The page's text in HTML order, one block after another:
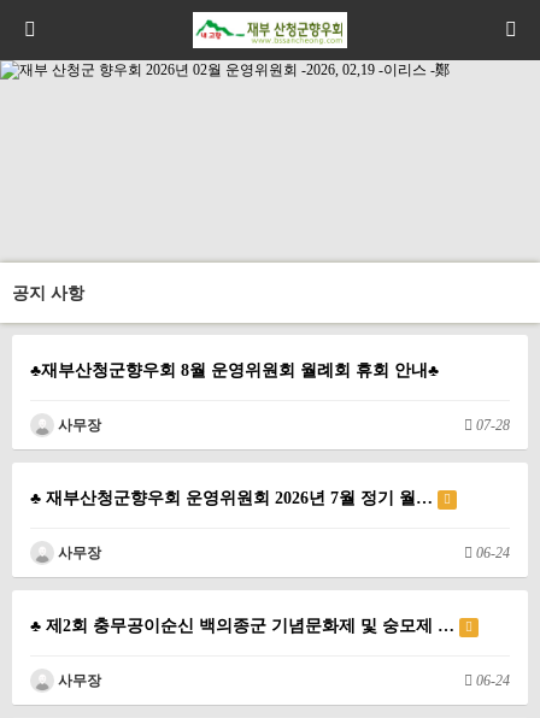
공지 사항
♣재부산청군향우회 8월 운영위원회 월례회 휴회 안내♣
사무장 07-28
♣ 재부산청군향우회 운영위원회 2026년 7월 정기 월…
사무장 06-24
♣ 제2회 충무공이순신 백의종군 기념문화제 및 숭모제 …
사무장 06-24